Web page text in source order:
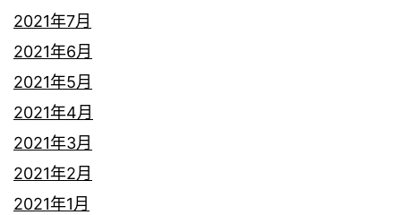
2021年7月
2021年6月
2021年5月
2021年4月
2021年3月
2021年2月
2021年1月